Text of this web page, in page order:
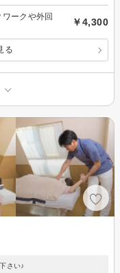
ークや外回
￥4,300
る
さい♪